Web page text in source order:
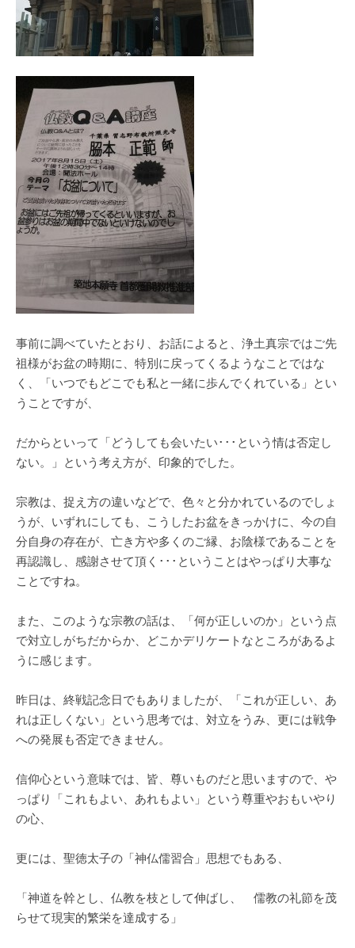
事前に調べていたとおり、お話によると、浄土真宗ではご先
祖様がお盆の時期に、特別に戻ってくるようなことではな
く、「いつでもどこでも私と一緒に歩んでくれている」とい
うことですが、
だからといって「どうしても会いたい･･･という情は否定し
ない。」という考え方が、印象的でした。
宗教は、捉え方の違いなどで、色々と分かれているのでしょ
うが、いずれにしても、こうしたお盆をきっかけに、今の自
分自身の存在が、亡き方や多くのご縁、お陰様であることを
再認識し、感謝させて頂く･･･ということはやっぱり大事な
ことですね。
また、このような宗教の話は、「何が正しいのか」という点
で対立しがちだからか、どこかデリケートなところがあるよ
うに感じます。
昨日は、終戦記念日でもありましたが、「これが正しい、あ
れは正しくない」という思考では、対立をうみ、更には戦争
への発展も否定できません。
信仰心という意味では、皆、尊いものだと思いますので、や
っぱり「これもよい、あれもよい」という尊重やおもいやり
の心、
更には、聖徳太子の「神仏儒習合」思想でもある、
「神道を幹とし、仏教を枝として伸ばし、 儒教の礼節を茂
らせて現実的繁栄を達成する」